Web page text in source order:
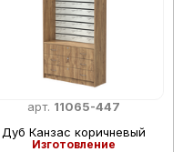
арт. 11065-447
Дуб Канзас коричневый
Изготовление